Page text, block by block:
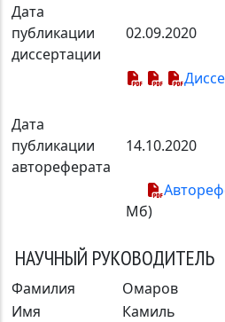
Дата
публикации
диссертации
02.09.2020
Дата
публикации
автореферата
14.10.2020
Мб)
НАУЧНЫЙ РУКОВОДИТЕЛЬ
Фамилия
Омаров
Имя
Камиль